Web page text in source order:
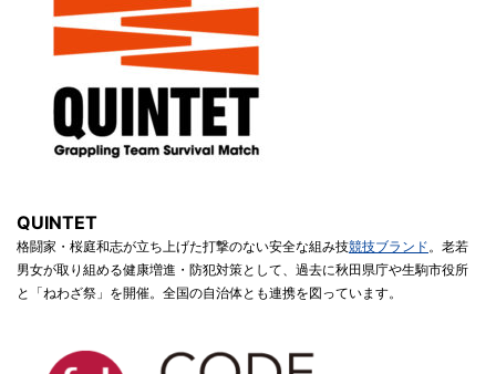
QUINTET
格闘家・桜庭和志が立ち上げた打撃のない安全な組み技競技ブランド 。老若
男女が取り組める健康増進・防犯対策として、過去に秋田県庁や生駒市役所
と「ねわざ祭」を開催。全国の自治体とも連携を図っています。